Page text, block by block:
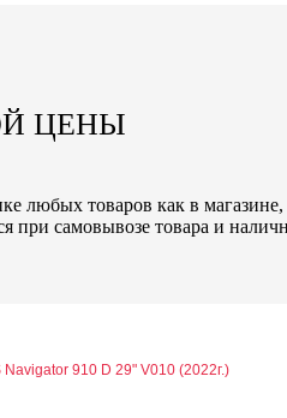
ЦЕНЫ
любых товаров как в
при самовывозе товара и
Navigator 910 D 29" V010 (2022г.)